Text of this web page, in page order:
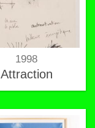
1998
Attraction